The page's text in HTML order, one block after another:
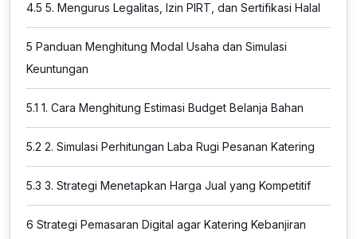
4.5 5. Mengurus Legalitas, Izin PIRT, dan Sertifikasi Halal
5 Panduan Menghitung Modal Usaha dan Simulasi
Keuntungan
5.1 1. Cara Menghitung Estimasi Budget Belanja Bahan
5.2 2. Simulasi Perhitungan Laba Rugi Pesanan Katering
5.3 3. Strategi Menetapkan Harga Jual yang Kompetitif
6 Strategi Pemasaran Digital agar Katering Kebanjiran